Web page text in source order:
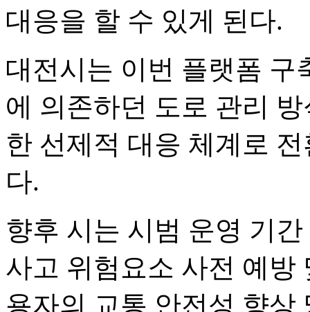
대응을 할 수 있게 된다.
대전시는 이번 플랫폼 구
에 의존하던 도로 관리
한 선제적 대응 체계로
다.
향후 시는 시범 운영 기
사고 위험요소 사전 예
용자의 교통 안전성 향